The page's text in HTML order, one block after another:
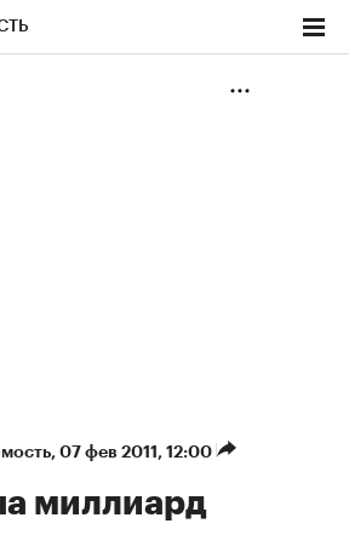
⁠, 07 фев 2011, 12:00
миллиард